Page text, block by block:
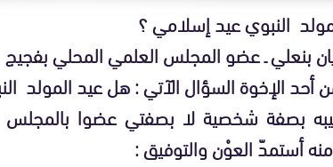
النبوي عيد إسلامي ؟
بنعلي ـ عضو المجلس العلمي المحلي بفجيج
أحد الإخوة السؤال الآتي : هل عيد المولد
بصفة شخصية لا بصفتي عضوا بالمجلس
أستمدّ العوْن والتوفيق :